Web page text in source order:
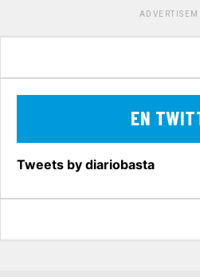
EN
Tweets by diariobasta